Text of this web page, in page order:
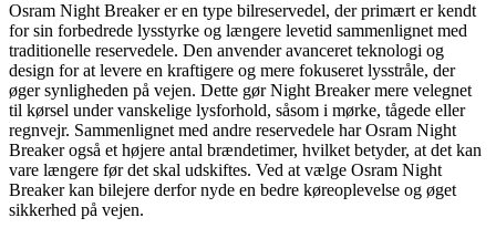
Osram Night Breaker er en type bilreservedel, der primært er kendt
for sin forbedrede lysstyrke og længere levetid sammenlignet med
traditionelle reservedele. Den anvender avanceret teknologi og
design for at levere en kraftigere og mere fokuseret lysstråle, der
øger synligheden på vejen. Dette gør Night Breaker mere velegnet
til kørsel under vanskelige lysforhold, såsom i mørke, tågede eller
regnvejr. Sammenlignet med andre reservedele har Osram Night
Breaker også et højere antal brændetimer, hvilket betyder, at det kan
vare længere før det skal udskiftes. Ved at vælge Osram Night
Breaker kan bilejere derfor nyde en bedre køreoplevelse og øget
sikkerhed på vejen.